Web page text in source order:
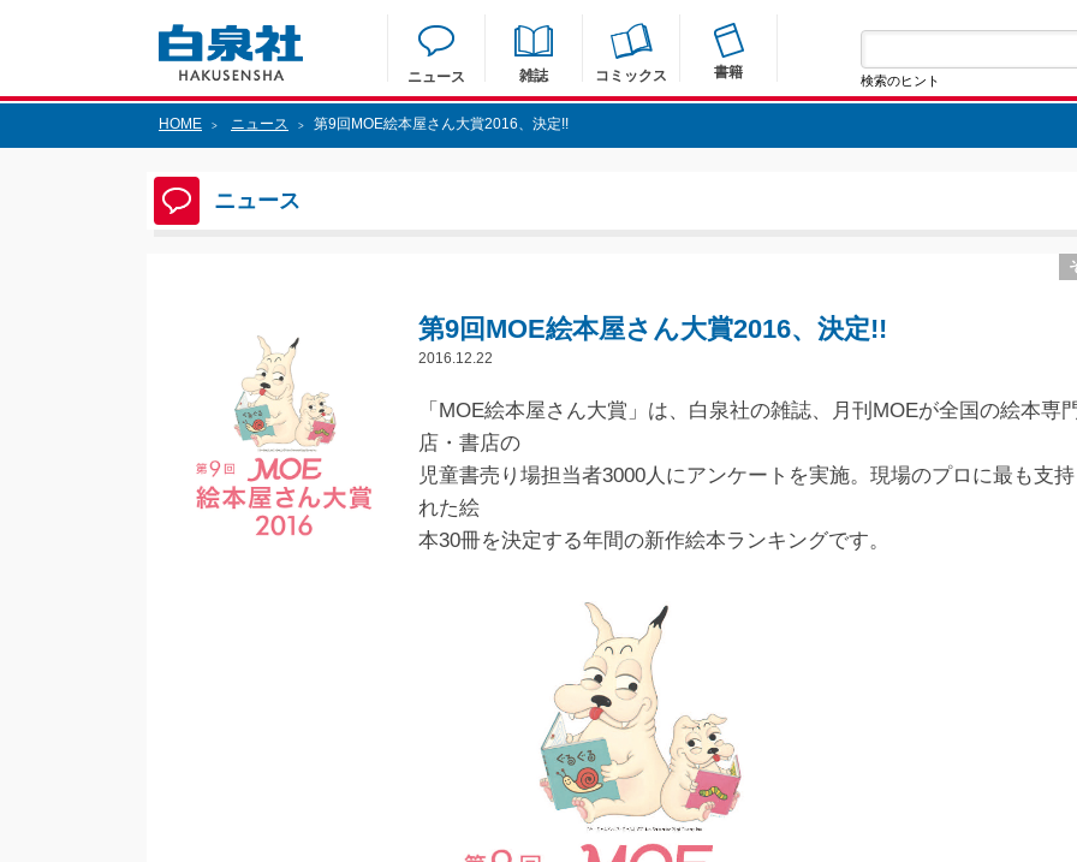
ニュース 雑誌 コミックス 書籍 検索のヒント
HOME > ニュース > 第9回MOE絵本屋さん大賞2016、決定!!
ニュース
第9回MOE絵本屋さん大賞2016、決定!!
2016.12.22
「MOE絵本屋さん大賞」は、白泉社の雑誌、月刊MOEが全国の絵本専
店・書店の
児童書売り場担当者3000人にアンケートを実施。現場のプロに最も支
れた絵
本30冊を決定する年間の新作絵本ランキングです。